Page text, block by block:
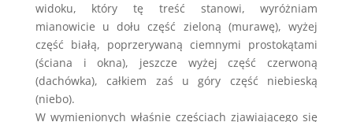
widoku, który tę treść stanowi, wyróżniam
mianowicie u dołu część zieloną (murawę), wyżej
część białą, poprzerywaną ciemnymi prostokątami
(ściana i okna), jeszcze wyżej część czerwoną
(dachówka), całkiem zaś u góry część niebieską
(niebo).
W wymienionych właśnie częściach zjawiającego się